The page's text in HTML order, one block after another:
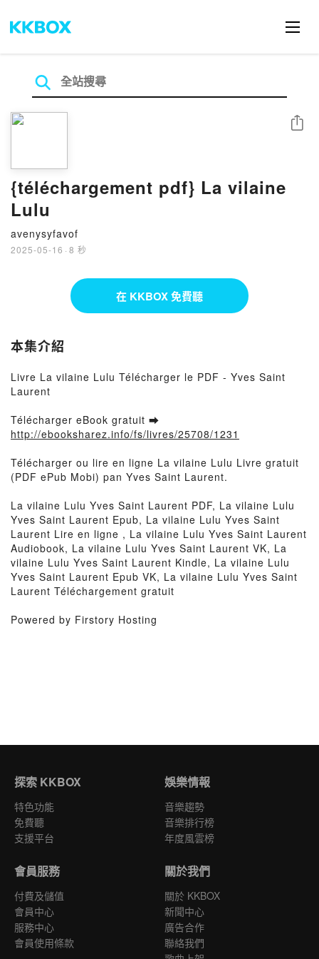
{téléchargement pdf} La vilaine
Lulu
avenysyfavof
2025-05-16 · 8 秒
分享
在 KKBOX 免費聽
本集介紹
Livre La vilaine Lulu Télécharger le PDF - Yves Saint
Laurent
Télécharger eBook gratuit ➡
http://ebooksharez.info/fs/livres/25708/1231
Télécharger ou lire en ligne La vilaine Lulu Livre gratuit
(PDF ePub Mobi) pan Yves Saint Laurent.
La vilaine Lulu Yves Saint Laurent PDF, La vilaine Lulu
Yves Saint Laurent Epub, La vilaine Lulu Yves Saint
Laurent Lire en ligne , La vilaine Lulu Yves Saint Laurent
Audiobook, La vilaine Lulu Yves Saint Laurent VK, La
vilaine Lulu Yves Saint Laurent Kindle, La vilaine Lulu
Yves Saint Laurent Epub VK, La vilaine Lulu Yves Saint
Laurent Téléchargement gratuit
Powered by Firstory Hosting
探索 KKBOX
特色功能
免費聽
支援平台
娛樂情報
音樂趨勢
音樂排行榜
年度風雲榜
會員服務
付費及儲值
會員中心
服務中心
會員使用條款
關於我們
關於 KKBOX
新聞中心
廣告合作
聯絡我們